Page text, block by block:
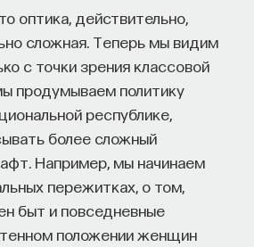
оптика, действительно,
сложная. Теперь мы видим
с точки зрения классовой
продумываем политику
республике,
более сложный
Например, мы начинаем
пережитках, о том,
быт и повседневные
положении женщин
ею. Вот почему, я думаю,
нам быть фаталистами
Именно поэтому Марк
что все, чем мы владеем,
мгновении, поэтому нужно
ничтожно малым
конечно, перекликается
по поводу жизни
— еще одна интересная
и буддизмом.)